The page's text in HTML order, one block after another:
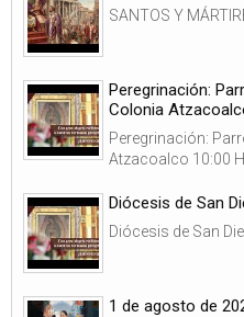
SANTOS Y
Peregrinación:
Colonia
Peregrinación:
Atzacoalco 10:00
Diócesis de San
Diócesis de San
1 de agosto de